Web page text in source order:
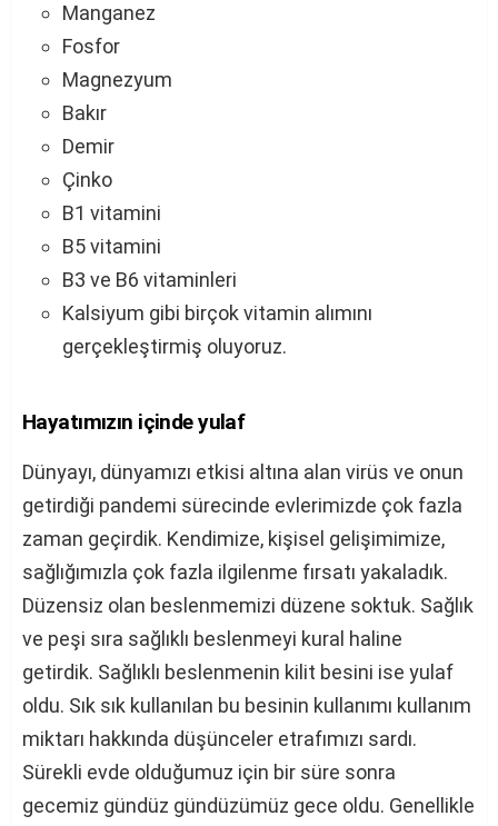
Manganez
Fosfor
Magnezyum
Bakır
Demir
Çinko
B1 vitamini
B5 vitamini
B3 ve B6 vitaminleri
Kalsiyum gibi birçok vitamin alımını
gerçekleştirmiş oluyoruz.
Hayatımızın içinde yulaf
Dünyayı, dünyamızı etkisi altına alan virüs ve onun
getirdiği pandemi sürecinde evlerimizde çok fazla
zaman geçirdik. Kendimize, kişisel gelişimimize,
sağlığımızla çok fazla ilgilenme fırsatı yakaladık.
Düzensiz olan beslenmemizi düzene soktuk. Sağlık
ve peşi sıra sağlıklı beslenmeyi kural haline
getirdik. Sağlıklı beslenmenin kilit besini ise yulaf
oldu. Sık sık kullanılan bu besinin kullanımı kullanım
miktarı hakkında düşünceler etrafımızı sardı.
Sürekli evde olduğumuz için bir süre sonra
gecemiz gündüz gündüzümüz gece oldu. Genellikle